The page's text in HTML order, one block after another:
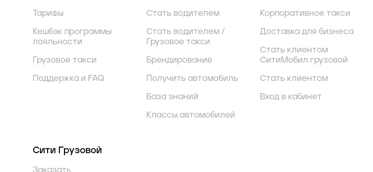
Тарифы
Кешбэк программы
лояльности
Грузовое такси
Поддержка и FAQ
Стать водителем
Стать водителем /
Грузовое такси
Брендирование
Получить автомобиль
База знаний
Классы автомобилей
Корпоративное такси
Доставка для бизнеса
Стать клиентом
СитиМобил грузовой
Стать клиентом
Вход в кабинет
Сити Грузовой
Заказать